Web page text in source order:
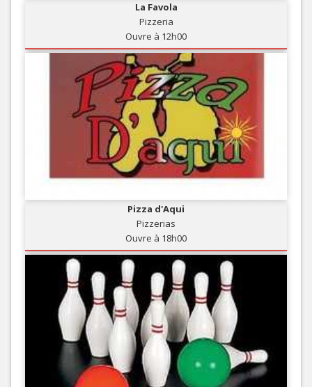
La Favola
Pizzeria
Ouvre à 12h00
Pizza d'Aqui
Pizzerias
Ouvre à 18h00